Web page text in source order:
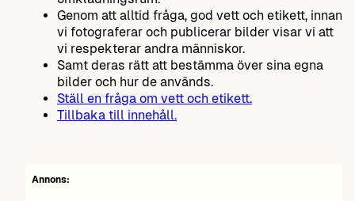
Genom att alltid fråga, god vett och etikett, innan
vi fotograferar och publicerar bilder visar vi att
vi respekterar andra människor.
Samt deras rätt att bestämma över sina egna
bilder och hur de används.
Ställ en fråga om vett och etikett.
Tillbaka till innehåll.
Annons: